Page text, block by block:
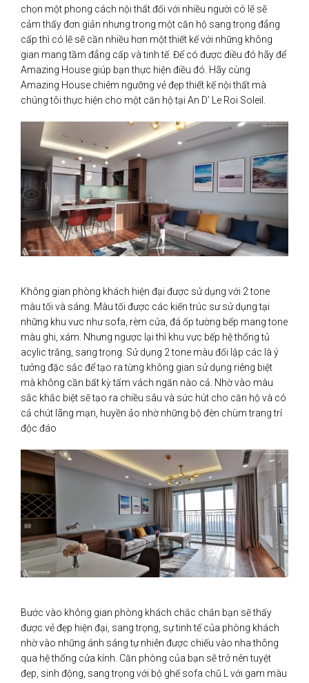
chọn một phong cách nội thất đối với nhiều người có lẽ sẽ
cảm thấy đơn giản nhưng trong một căn hộ sang trọng đẳng
cấp thì có lẽ sẽ cần nhiều hơn một thiết kế với những không
gian mang tầm đẳng cấp và tinh tế. Để có được điều đó hãy để
Amazing House giúp bạn thực hiện điều đó. Hãy cùng
Amazing House chiêm ngưỡng vẻ đẹp thiết kế nội thất mà
chúng tôi thực hiện cho một căn hộ tại An D’ Le Roi Soleil.
Không gian phòng khách hiện đại được sử dụng với 2 tone
màu tối và sáng. Màu tối được các kiến trúc sư sử dụng tại
những khu vưc như sofa, rèm cửa, đá ốp tường bếp mang tone
màu ghi, xám. Nhưng ngược lại thì khu vực bếp hệ thống tủ
acylic trắng, sang trọng. Sử dụng 2 tone màu đối lập các là ý
tưởng đặc sắc để tạo ra từng không gian sử dụng riêng biệt
mà không cần bất kỳ tấm vách ngăn nào cả. Nhờ vào màu
sắc khắc biệt sẽ tạo ra chiều sâu và sức hút cho căn hộ và có
cả chút lãng mạn, huyền ảo nhờ những bộ đèn chùm trang trí
độc đáo
Bước vào không gian phòng khách chắc chắn bạn sẽ thấy
được vẻ đẹp hiện đại, sang trọng, sự tinh tế của phòng khách
nhờ vào những ánh sáng tự nhiên được chiếu vào nha thông
qua hệ thống cửa kính. Căn phòng của bạn sẽ trở nên tuyệt
đẹp, sinh động, sang trọng với bộ ghế sofa chũ L với gam màu